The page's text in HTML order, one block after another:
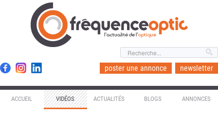
l'actualité de l'optique
poster une annonce newsletter
ACCUEIL VIDÉOS ACTUALITÉS BLOGS ANNONCES